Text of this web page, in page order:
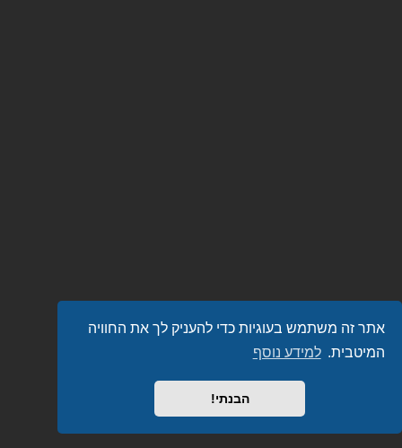
אתר זה משתמש בעוגיות כדי להעניק לך את החוויה
המיטבית. למידע נוסף
הבנתי!